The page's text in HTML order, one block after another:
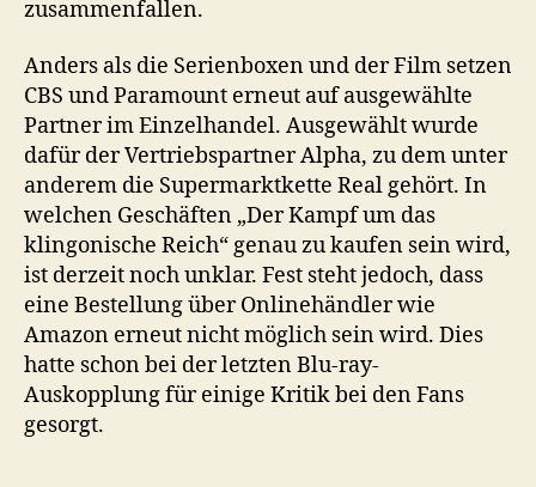
zusammenfallen.
Anders als die Serienboxen und der Film setzen
CBS und Paramount erneut auf ausgewählte
Partner im Einzelhandel. Ausgewählt wurde
dafür der Vertriebspartner Alpha, zu dem unter
anderem die Supermarktkette Real gehört. In
welchen Geschäften „Der Kampf um das
klingonische Reich“ genau zu kaufen sein wird,
ist derzeit noch unklar. Fest steht jedoch, dass
eine Bestellung über Onlinehändler wie
Amazon erneut nicht möglich sein wird. Dies
hatte schon bei der letzten Blu-ray-
Auskopplung für einige Kritik bei den Fans
gesorgt.